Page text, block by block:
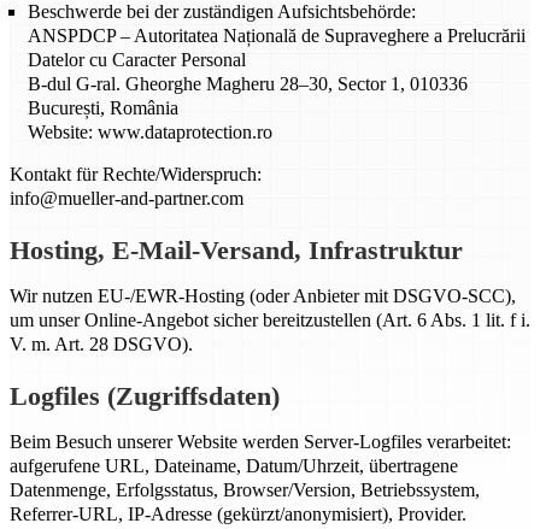
Beschwerde bei der zuständigen Aufsichtsbehörde:
ANSPDCP – Autoritatea Națională de Supraveghere a Prelucrării
Datelor cu Caracter Personal
B-dul G-ral. Gheorghe Magheru 28–30, Sector 1, 010336
București, România
Website: www.dataprotection.ro
Kontakt für Rechte/Widerspruch:
info@mueller-and-partner.com
Hosting, E-Mail-Versand, Infrastruktur
Wir nutzen EU-/EWR-Hosting (oder Anbieter mit DSGVO-SCC),
um unser Online-Angebot sicher bereitzustellen (Art. 6 Abs. 1 lit. f i.
V. m. Art. 28 DSGVO).
Logfiles (Zugriffsdaten)
Beim Besuch unserer Website werden Server-Logfiles verarbeitet:
aufgerufene URL, Dateiname, Datum/Uhrzeit, übertragene
Datenmenge, Erfolgsstatus, Browser/Version, Betriebssystem,
Referrer-URL, IP-Adresse (gekürzt/anonymisiert), Provider.